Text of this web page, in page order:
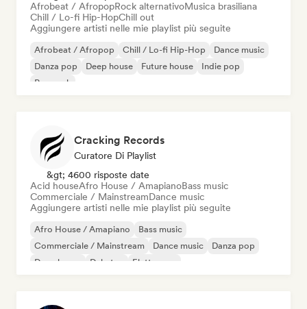
Afrobeat / AfropopRock alternativoMusica brasiliana
Chill / Lo-fi Hip-HopChill out
Aggiungere artisti nelle mie playlist più seguite
Afrobeat / Afropop Chill / Lo-fi Hip-Hop
Dance music
Danza pop
Deep house Future house
Indie pop
Pop rock
Cracking Records
Curatore Di Playlist
&gt; 4600 risposte date
Acid houseAfro House / AmapianoBass music
Commerciale / MainstreamDance music
Aggiungere artisti nelle mie playlist più seguite
Afro House / Amapiano
Bass music
Commerciale / Mainstream
Dance music
Danza pop
Deep house
Dubstep Elettropop